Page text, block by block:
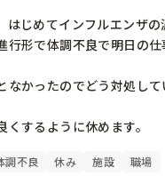
はじめてインフルエンザ
行形で体調不良で明日の
なかったのでどう対処し
くするように休めます。
調不良 休み 施設 職場